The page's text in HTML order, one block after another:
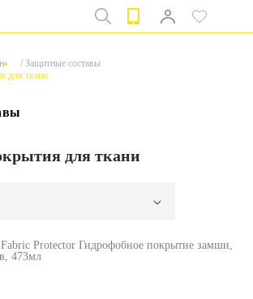
/ Защитные составы
для ткани
для ткани